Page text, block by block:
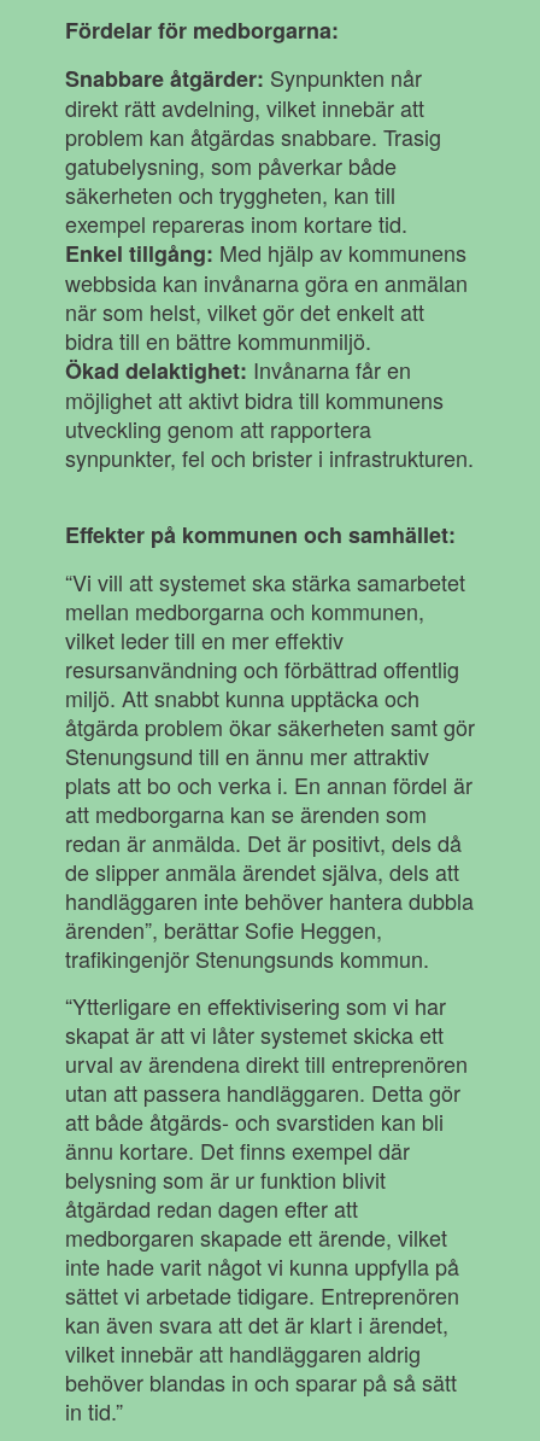
Fördelar för medborgarna:
Snabbare åtgärder: Synpunkten når
direkt rätt avdelning, vilket innebär att
problem kan åtgärdas snabbare. Trasig
gatubelysning, som påverkar både
säkerheten och tryggheten, kan till
exempel repareras inom kortare tid.
Enkel tillgång: Med hjälp av kommunens
webbsida kan invånarna göra en anmälan
när som helst, vilket gör det enkelt att
bidra till en bättre kommunmiljö.
Ökad delaktighet: Invånarna får en
möjlighet att aktivt bidra till kommunens
utveckling genom att rapportera
synpunkter, fel och brister i infrastrukturen.
Effekter på kommunen och samhället:
“Vi vill att systemet ska stärka samarbetet
mellan medborgarna och kommunen,
vilket leder till en mer effektiv
resursanvändning och förbättrad offentlig
miljö. Att snabbt kunna upptäcka och
åtgärda problem ökar säkerheten samt gör
Stenungsund till en ännu mer attraktiv
plats att bo och verka i. En annan fördel är
att medborgarna kan se ärenden som
redan är anmälda. Det är positivt, dels då
de slipper anmäla ärendet själva, dels att
handläggaren inte behöver hantera dubbla
ärenden”, berättar Sofie Heggen,
trafikingenjör Stenungsunds kommun.
“Ytterligare en effektivisering som vi har
skapat är att vi låter systemet skicka ett
urval av ärendena direkt till entreprenören
utan att passera handläggaren. Detta gör
att både åtgärds- och svarstiden kan bli
ännu kortare. Det finns exempel där
belysning som är ur funktion blivit
åtgärdad redan dagen efter att
medborgaren skapade ett ärende, vilket
inte hade varit något vi kunna uppfylla på
sättet vi arbetade tidigare. Entreprenören
kan även svara att det är klart i ärendet,
vilket innebär att handläggaren aldrig
behöver blandas in och sparar på så sätt
in tid.”